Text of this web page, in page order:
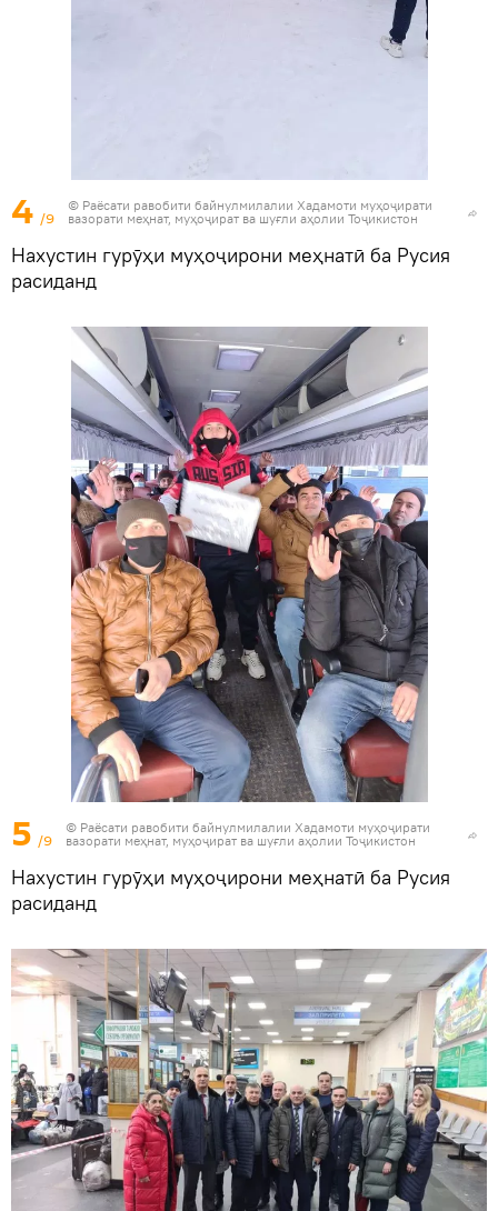
4 /9
© Раёсати равобити байнулмилалии Хадамоти муҳоҷирати
вазорати меҳнат, муҳоҷират ва шуғли аҳолии Тоҷикистон
Нахустин гурӯҳи муҳоҷирони меҳнатӣ ба Русия
расиданд
5 /9
© Раёсати равобити байнулмилалии Хадамоти муҳоҷирати
вазорати меҳнат, муҳоҷират ва шуғли аҳолии Тоҷикистон
Нахустин гурӯҳи муҳоҷирони меҳнатӣ ба Русия
расиданд